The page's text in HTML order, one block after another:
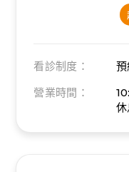
看診制度：
營業時間：
休